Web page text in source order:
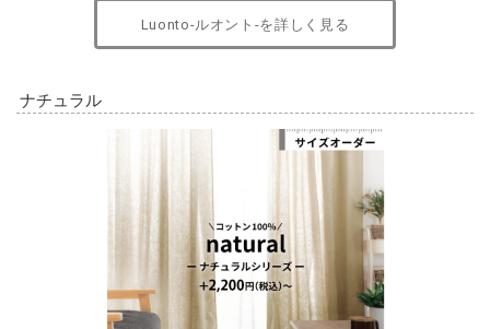
天然素材100%の本格的な風合いを楽しめるナチュラルシリーズ。豊
富なカラーバリエーションがそろい、ホコリの吸着も防いでくれる